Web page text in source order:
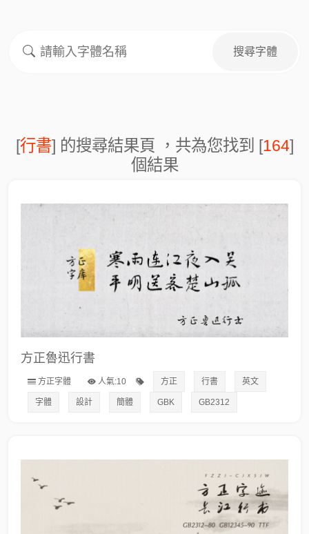
[行書] 的搜尋結果頁 ，共為您找到 [164]
個結果
方正魯迅行書
方正字體 人氣:10 方正 行書 英文
字體 設計 簡體 GBK GB2312